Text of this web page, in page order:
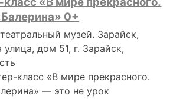
0+
музей. Зарайск,
дом 51, г. Зарайск,
класс «В мире прекрасного.
— это не урок